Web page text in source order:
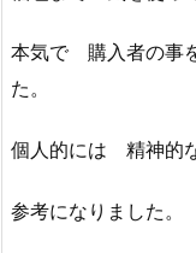
本気で 購入者の事
た。
個人的には 精神的
参考になりました。